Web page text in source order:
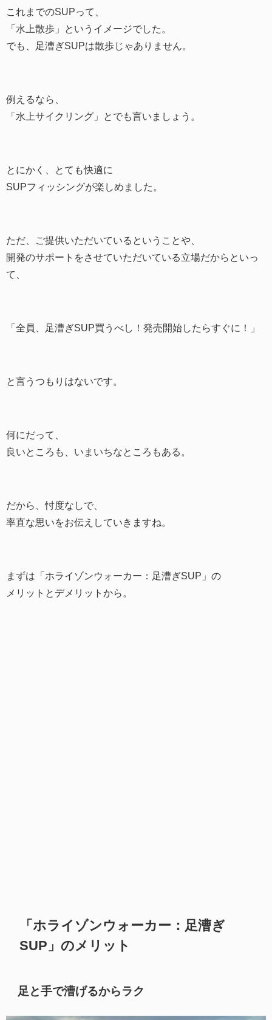
これまでのSUPって、
「水上散歩」というイメージでした。
でも、足漕ぎSUPは散歩じゃありません。
例えるなら、
「水上サイクリング」とでも言いましょう。
とにかく、とても快適に
SUPフィッシングが楽しめました。
ただ、ご提供いただいているということや、
開発のサポートをさせていただいている立場だからといっ
て、
「全員、足漕ぎSUP買うべし！発売開始したらすぐに！」
と言うつもりはないです。
何にだって、
良いところも、いまいちなところもある。
だから、忖度なしで、
率直な思いをお伝えしていきますね。
まずは「ホライゾンウォーカー：足漕ぎSUP」の
メリットとデメリットから。
「ホライゾンウォーカー：足漕ぎ
SUP」のメリット
足と手で漕げるからラク